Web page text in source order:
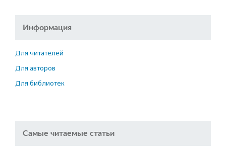
Информация
Для читателей
Для авторов
Для библиотек
Самые читаемые статьи